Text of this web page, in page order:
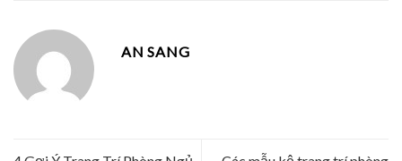
AN SANG